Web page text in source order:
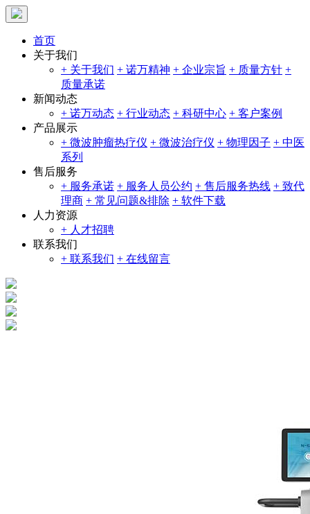
首页
关于我们
+ 关于我们 + 诺万精神 + 企业宗旨 + 质量方针 +
质量承诺
新闻动态
+ 诺万动态 + 行业动态 + 科研中心 + 客户案例
产品展示
+ 微波肿瘤热疗仪 + 微波治疗仪 + 物理因子 + 中医
系列
售后服务
+ 服务承诺 + 服务人员公约 + 售后服务热线 + 致代
理商 + 常见问题&排除 + 软件下载
人力资源
+ 人才招聘
联系我们
+ 联系我们 + 在线留言